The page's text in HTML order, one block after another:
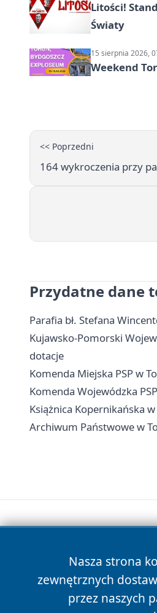
Litości!
Światy
15 sierpnia 2026,
Weekend
<< Poprzedni
164 wykroczenia przy
Przydatne dane
Parafia bł. Stefana
Kujawsko-Pomorski
dotacje
Komenda Miejska PSP w
Komenda Wojewódzka
Książnica Kopernikańska
Archiwum Państwowe w
Nasza strona
zewnętrznych
przez naszych